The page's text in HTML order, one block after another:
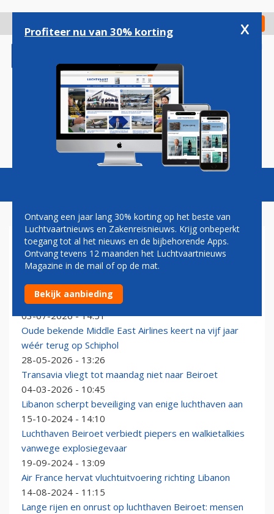
gaan
Check in
Magazine Podcasts Vacatures
BEIROET
Na Thai Airways keert ook MEA na jaren afwezigheid
terug op Schiphol
03-07-2026 - 14:51
Oude bekende Middle East Airlines keert na vijf jaar
wéér terug op Schiphol
28-05-2026 - 13:26
Transavia vliegt tot maandag niet naar Beiroet
04-03-2026 - 10:45
Libanon scherpt beveiliging van enige luchthaven aan
15-10-2024 - 14:10
Luchthaven Beiroet verbiedt piepers en walkietalkies
vanwege explosiegevaar
19-09-2024 - 13:09
Air France hervat vluchtuitvoering richting Libanon
14-08-2024 - 11:15
Lange rijen en onrust op luchthaven Beiroet: mensen
Profiteer nu van 30% korting x
Ontvang een jaar lang 30% korting op het beste van
Luchtvaartnieuws en Zakenreisnieuws. Krijg onbeperkt
toegang tot al het nieuws en de bijbehorende Apps.
Ontvang tevens 12 maanden het Luchtvaartnieuws
Magazine in de mail of op de mat.
Bekijk aanbieding